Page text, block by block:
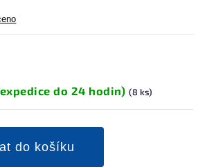
do 24 hodin) (8 ks)
do košíku